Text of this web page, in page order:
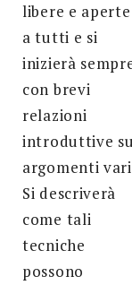
libere e aperte
a tutti e si
inizierà
con brevi
relazioni
introduttive su
argomenti
Si descriverà
come tali
tecniche
possono